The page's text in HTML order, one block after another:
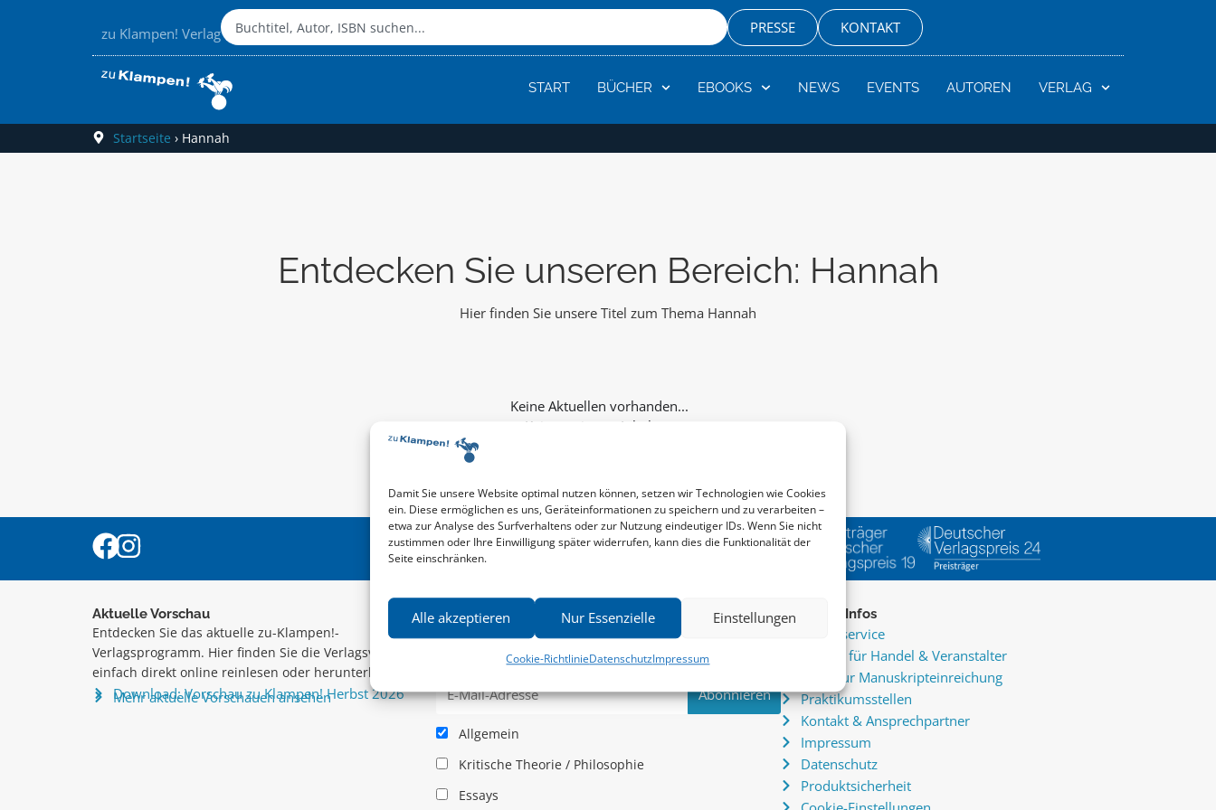
Damit Sie unsere Website optimal nutzen können, setzen wir Technologien wie Cookies
ein. Diese ermöglichen es uns, Geräteinformationen zu speichern und zu verarbeiten –
etwa zur Analyse des Surfverhaltens oder zur Nutzung eindeutiger IDs. Wenn Sie nicht
zustimmen oder Ihre Einwilligung später widerrufen, kann dies die Funktionalität der
Seite einschränken.
Alle akzeptieren Nur Essenzielle Einstellungen
Cookie-RichtlinieDatenschutzImpressum
zu Klampen! Verlag PRESSE KONTAKT
START BÜCHER EBOOKS NEWS EVENTS AUTOREN VERLAG
Startseite › Hannah
Entdecken Sie unseren Bereich: Hannah
Hier finden Sie unsere Titel zum Thema Hannah
Keine weiteren Inhalte...
Aktuelle Vorschau
Entdecken Sie das aktuelle zu-Klampen!-
Verlagsprogramm. Hier finden Sie die Verlagsvorschau –
einfach direkt online reinlesen oder herunterladen.
Download: Vorschau zu Klampen! Herbst 2026
Mehr aktuelle Vorschauen ansehen
Newsletter
News zu aktuellen Neuheiten und Nachrichten im zu
Klampen! Verlag – jederzeit wieder abbestellbar.
Allgemein
Kritische Theorie / Philosophie
Essays
Service & Infos
Presseservice
Service für Handel & Veranstalter
Infos zur Manuskripteinreichung
Praktikumsstellen
Kontakt & Ansprechpartner
Impressum
Datenschutz
Produktsicherheit